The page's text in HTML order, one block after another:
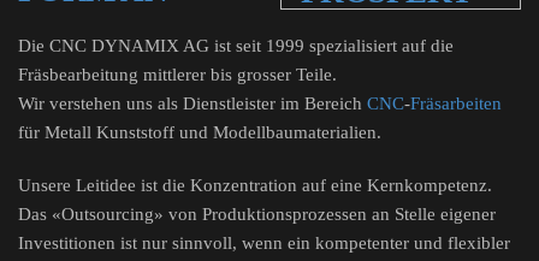
Die CNC DYNAMIX AG ist seit 1999 spezialisiert auf die
Fräsbearbeitung mittlerer bis grosser Teile.
Wir verstehen uns als Dienstleister im Bereich CNC-Fräsarbeiten
für Metall Kunststoff und Modellbaumaterialien.
Unsere Leitidee ist die Konzentration auf eine Kernkompetenz.
Das «Outsourcing» von Produktionsprozessen an Stelle eigener
Investitionen ist nur sinnvoll, wenn ein kompetenter und flexibler